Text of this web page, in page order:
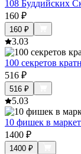
108 Буддийских
160 ₽
160 ₽
3.03
100 секретов
516 ₽
516 ₽
5.03
10 фишек в
1400 ₽
1400 ₽